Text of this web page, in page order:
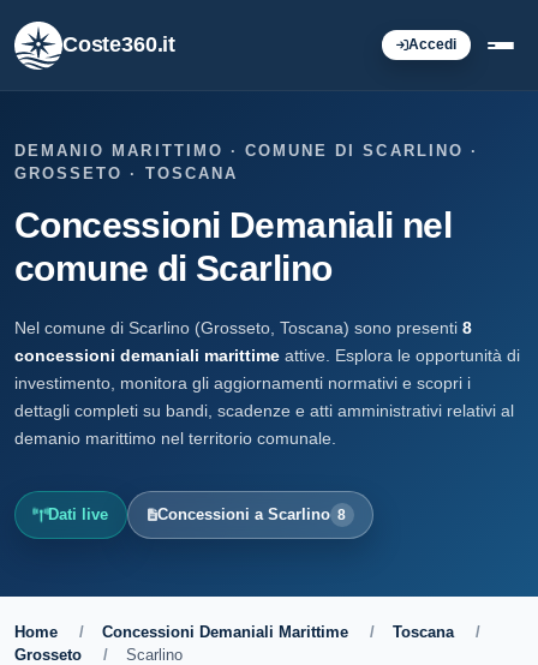
Coste360.it Accedi
DEMANIO MARITTIMO · COMUNE DI SCARLINO ·
GROSSETO · TOSCANA
Concessioni Demaniali nel
comune di Scarlino
Nel comune di Scarlino (Grosseto, Toscana) sono presenti 8
concessioni demaniali marittime attive. Esplora le opportunità di
investimento, monitora gli aggiornamenti normativi e scopri i
dettagli completi su bandi, scadenze e atti amministrativi relativi al
demanio marittimo nel territorio comunale.
Dati live Concessioni a Scarlino 8
Home / Concessioni Demaniali Marittime / Toscana
/
Grosseto
/ Scarlino